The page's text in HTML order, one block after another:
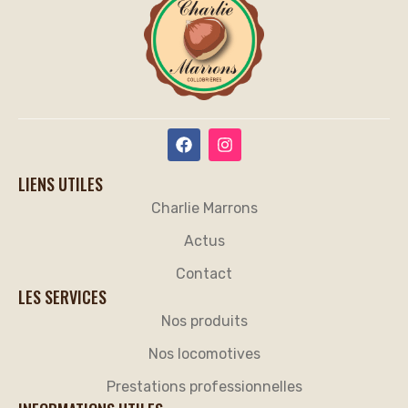
LIENS UTILES
Charlie Marrons
Actus
Contact
LES SERVICES
Nos produits
Nos locomotives
Prestations professionnelles